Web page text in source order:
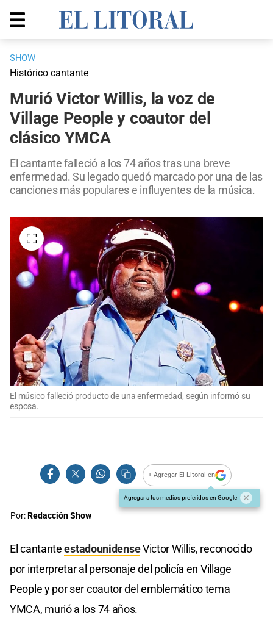
SHOW
Histórico cantante
Murió Victor Willis, la voz de
Village People y coautor del
clásico YMCA
El cantante falleció a los 74 años tras una breve
enfermedad. Su legado quedó marcado por una de las
canciones más populares e influyentes de la música.
El músico falleció producto de una enfermedad, según informó su
esposa.
+ Agregar El Litoral en
Agregar a tus medios preferidos en Google
Por:Redacción Show
El cantanteestadounidenseVictor Willis, reconocido
por interpretar al personaje del policía en Village
People y por ser coautor del emblemático tema
YMCA, murió a los 74 años.